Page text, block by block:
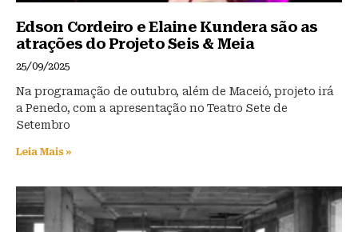
Edson Cordeiro e Elaine Kundera são as
atrações do Projeto Seis & Meia
25/09/2025
Na programação de outubro, além de Maceió, projeto irá
a Penedo, com a apresentação no Teatro Sete de
Setembro
Leia Mais »